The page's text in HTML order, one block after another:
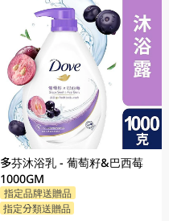
多芬沐浴乳 - 葡萄籽&巴西莓
1000GM
指定品牌送贈品
指定分類送贈品